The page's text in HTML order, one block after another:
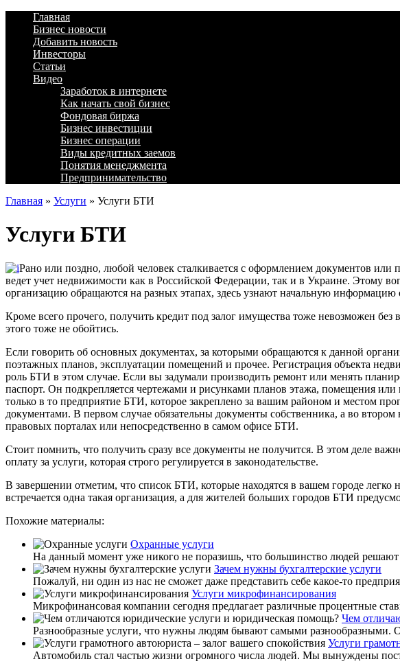
Главная
Бизнес новости
Добавить новость
Инвесторы
Статьи
Видео
Заработок в интернете
Как начать свой бизнес
Фондовая биржа
Бизнес инвестиции
Бизнес операции
Виды кредитных заемов
Понятия менеджмента
Предпринимательство
Главная » Услуги » Услуги БТИ
Услуги БТИ
Рано или поздно, любой человек сталкивается с оформлением документов
ведет учет недвижимости как в Российской Федерации, так и в Украине. Этому
организацию обращаются на разных этапах, здесь узнают начальную информацию
Кроме всего прочего, получить кредит под залог имущества тоже невозможен
этого тоже не обойтись.
Если говорить об основных документах, за которыми обращаются к данной
поэтажных планов, эксплуатации помещений и прочее. Регистрация объекта
роль БТИ в этом случае. Если вы задумали производить ремонт или менять
паспорт. Он подкрепляется чертежами и рисунками планов этажа, помещения
только в то предприятие БТИ, которое закреплено за вашим районом и местом
документами. В первом случае обязательны документы собственника, а во
правовых порталах или непосредственно в самом офисе БТИ.
Стоит помнить, что получить сразу все документы не получится. В этом деле
оплату за услуги, которая строго регулируется в законодательстве.
В завершении отметим, что список БТИ, которые находятся в вашем городе
встречается одна такая организация, а для жителей больших городов БТИ
Похожие материалы:
Охранные услуги
На данный момент уже никого не поразишь, что большинство людей решают
Зачем нужны бухгалтерские услуги
Пожалуй, ни один из нас не сможет даже представить себе какое-то
Услуги микрофинансирования
Микрофинансовая компании сегодня предлагает различные процентные
Чем
Разнообразные услуги, что нужны людям бывают самыми разнообразными.
Услуги
Автомобиль стал частью жизни огромного числа людей. Мы вынуждены